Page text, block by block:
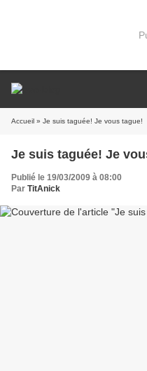
Accueil » Je suis taguée! Je vous tague!
Je suis taguée! Je
Publié le 19/03/2009 à 08:00
Par TitAnick